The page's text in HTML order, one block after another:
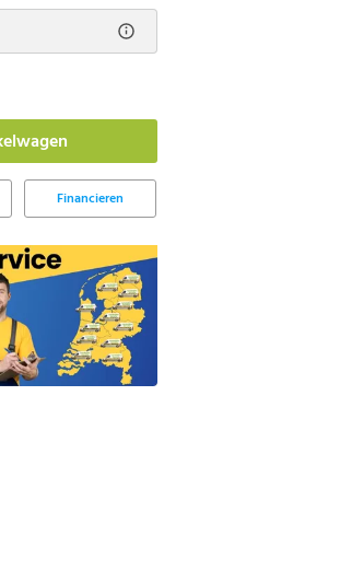
Financieren